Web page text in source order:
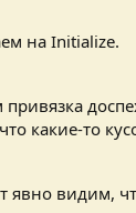
на Initialize.
привязка
какие-то
явно видим,